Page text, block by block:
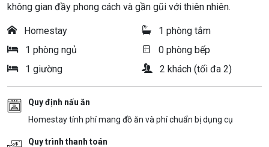
không gian đầy phong cách và gần gũi với thiên nhiên.
Homestay
1 phòng tắm
1 phòng ngủ
0 phòng bếp
1 giường
2 khách (tối đa 2)
Quy định nấu ăn
Homestay tính phí mang đồ ăn và phí chuẩn bị dụng cụ
Quy trình thanh toán